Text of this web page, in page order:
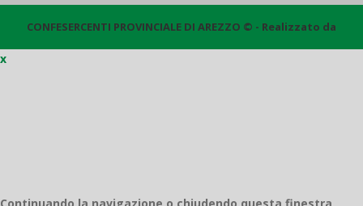
CONFESERCENTI PROVINCIALE DI AREZZO © - Realizzato da
x
Continuando la navigazione o chiudendo questa finestra,